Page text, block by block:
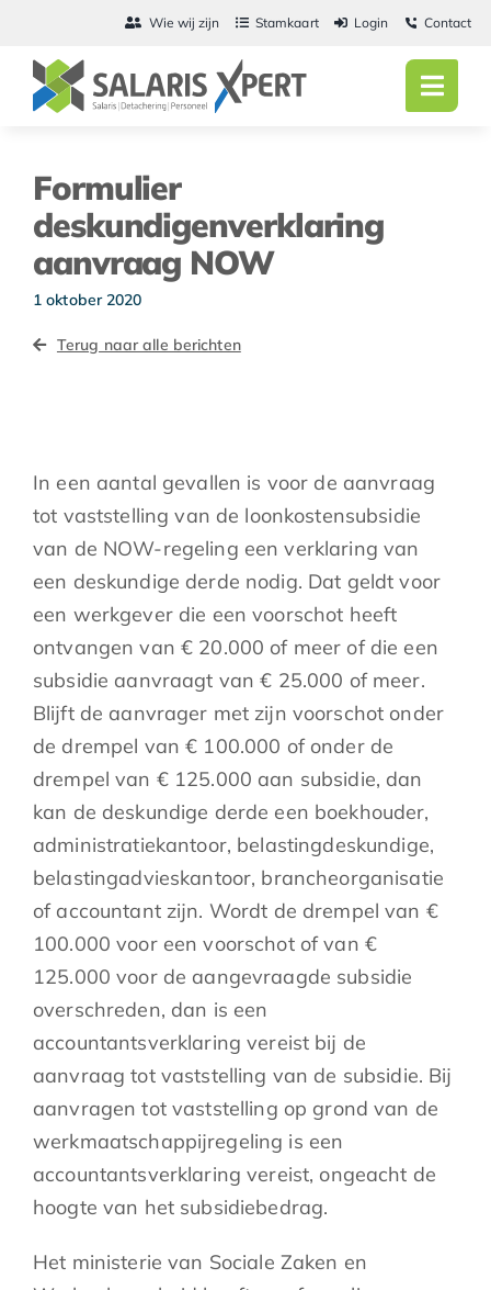
inhoud
Wie wij zijn Stamkaart Login Contact
Formulier
deskundigenverklaring
aanvraag NOW
1 oktober 2020
Terug naar alle berichten
In een aantal gevallen is voor de aanvraag
tot vaststelling van de loonkostensubsidie
van de NOW-regeling een verklaring van
een deskundige derde nodig. Dat geldt voor
een werkgever die een voorschot heeft
ontvangen van € 20.000 of meer of die een
subsidie aanvraagt van € 25.000 of meer.
Blijft de aanvrager met zijn voorschot onder
de drempel van € 100.000 of onder de
drempel van € 125.000 aan subsidie, dan
kan de deskundige derde een boekhouder,
administratiekantoor, belastingdeskundige,
belastingadvieskantoor, brancheorganisatie
of accountant zijn. Wordt de drempel van €
100.000 voor een voorschot of van €
125.000 voor de aangevraagde subsidie
overschreden, dan is een
accountantsverklaring vereist bij de
aanvraag tot vaststelling van de subsidie. Bij
aanvragen tot vaststelling op grond van de
werkmaatschappijregeling is een
accountantsverklaring vereist, ongeacht de
hoogte van het subsidiebedrag.
Het ministerie van Sociale Zaken en